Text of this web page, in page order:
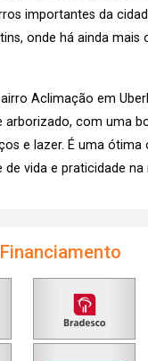
importantes da
onde há ainda mais
Aclimação em
arborizado, com uma
e lazer. É uma ótima
de vida e praticidade na